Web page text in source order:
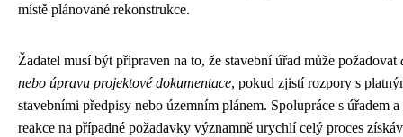
místě plánované rekonstrukce.
Žadatel musí být připraven na to, že stavební úřad může požadovat
nebo úpravu projektové dokumentace, pokud zjistí rozpory s
stavebními předpisy nebo územním plánem. Spolupráce s úřadem
reakce na případné požadavky významně urychlí celý proces